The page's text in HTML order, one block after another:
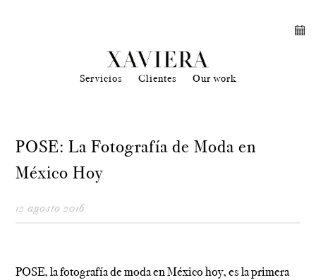
Servicios Clientes Our work
POSE: La Fotografía de Moda en
México Hoy
12 agosto 2016
POSE, la fotografía de moda en México hoy, es la primera